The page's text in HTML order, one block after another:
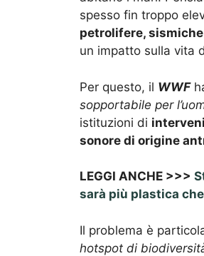
spesso fin troppo
petrolifere,
un impatto sulla vita
Per questo, il WWF
sopportabile per
istituzioni di
sonore di origine
LEGGI ANCHE >>>
sarà più plastica
Il problema è
hotspot di